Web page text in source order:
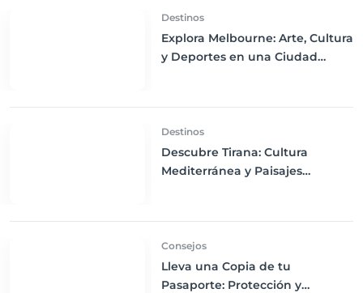
Destinos
Explora Melbourne: Arte, Cultura
y Deportes en una Ciudad
Destinos
Descubre Tirana: Cultura
Mediterránea y Paisajes
Consejos
Lleva una Copia de tu
Pasaporte: Protección y